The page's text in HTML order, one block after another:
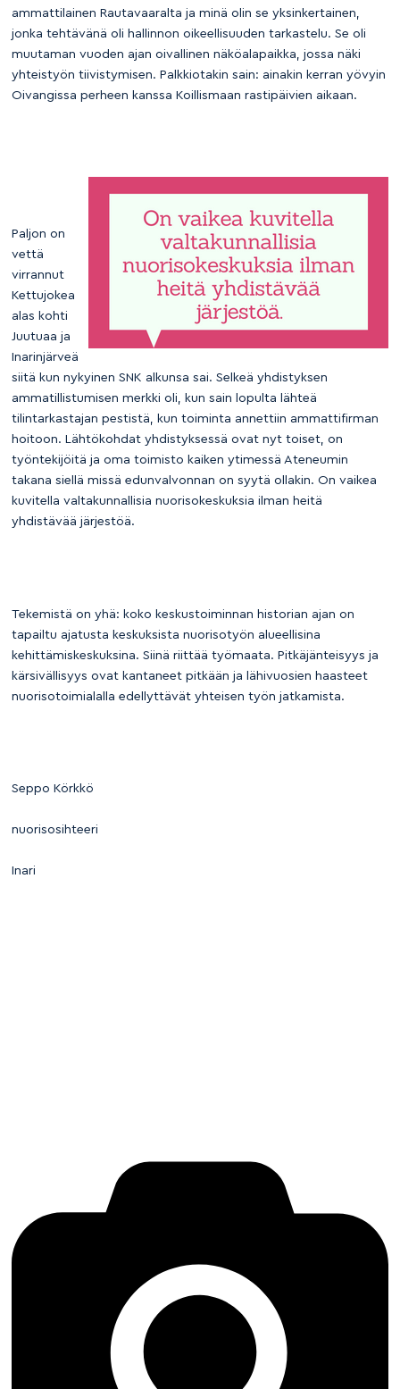
ammattilainen Rautavaaralta ja minä olin se yksinkertainen,
jonka tehtävänä oli hallinnon oikeellisuuden tarkastelu. Se oli
muutaman vuoden ajan oivallinen näköalapaikka, jossa näki
yhteistyön tiivistymisen. Palkkiotakin sain: ainakin kerran yövyin
Oivangissa perheen kanssa Koillismaan rastipäivien aikaan.
Paljon on
vettä
virrannut
Kettujokea
alas kohti
Juutuaa ja
Inarinjärveä
siitä kun nykyinen SNK alkunsa sai. Selkeä yhdistyksen
ammatillistumisen merkki oli, kun sain lopulta lähteä
tilintarkastajan pestistä, kun toiminta annettiin ammattifirman
hoitoon. Lähtökohdat yhdistyksessä ovat nyt toiset, on
työntekijöitä ja oma toimisto kaiken ytimessä Ateneumin
takana siellä missä edunvalvonnan on syytä ollakin. On vaikea
kuvitella valtakunnallisia nuorisokeskuksia ilman heitä
yhdistävää järjestöä.
Tekemistä on yhä: koko keskustoiminnan historian ajan on
tapailtu ajatusta keskuksista nuorisotyön alueellisina
kehittämiskeskuksina. Siinä riittää työmaata. Pitkäjänteisyys ja
kärsivällisyys ovat kantaneet pitkään ja lähivuosien haasteet
nuorisotoimialalla edellyttävät yhteisen työn jatkamista.
Seppo Körkkö
nuorisosihteeri
Inari